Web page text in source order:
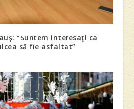
“Suntem interesaţi ca
să fie asfaltat”